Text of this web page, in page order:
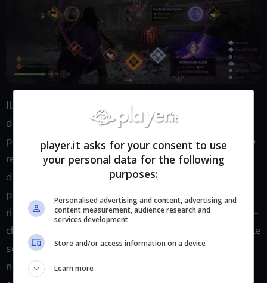
Il feedback del sistema di combattimento, che nella
demo vedeva sbloccate varie abilità tanto per il
protagonista quanto per i compagni, si è dimostrato
responsivo, immediato da comprendere e
discretamente appagante da mettere in pratica. Di
primo acchito mi è sembrato combinare in modo
riuscito le istanze dinamiche dell’action non tecnico –
che richiede semplicemente un po’ di tempismo nelle
schivate e parate, nonché un costante
riposizionamento nella mappa – alla
player.it asks for your consent to use
your personal data for the following
purposes:
Personalised advertising and content, advertising and
content measurement, audience research and
services development
Store and/or access information on a device
Learn more